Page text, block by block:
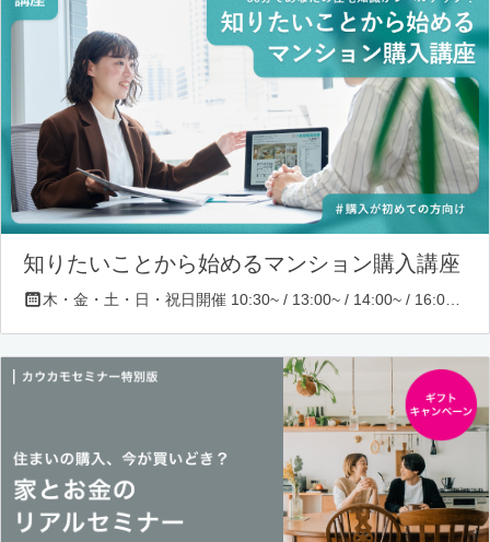
知りたいことから始めるマンション購入講座